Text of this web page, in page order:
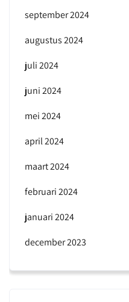
september 2024
augustus 2024
juli 2024
juni 2024
mei 2024
april 2024
maart 2024
februari 2024
januari 2024
december 2023